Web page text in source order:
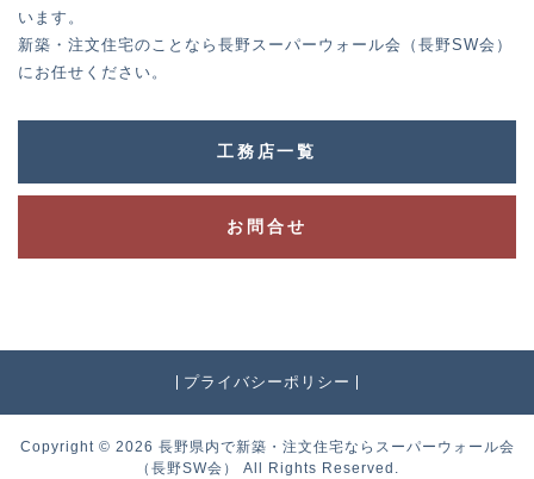
います。
新築・注文住宅のことなら長野スーパーウォール会（長野SW会）
にお任せください。
工務店一覧
お問合せ
プライバシーポリシー
Copyright © 2026 長野県内で新築・注文住宅ならスーパーウォール会
（長野SW会） All Rights Reserved.